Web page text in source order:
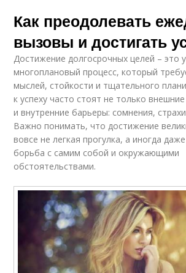
Как преодолевать
вызовы и достигать
Достижение долгосрочных целей – это
многоплановый процесс, который
мыслей, стойкости и тщательного
к успеху часто стоят не только
и внутренние барьеры: сомнения,
Важно понимать, что достижение
вовсе не легкая прогулка, а иногда
борьба с самим собой и окружающими
обстоятельствами.